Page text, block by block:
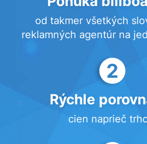
od takmer všetkých
reklamných agentúr na
2
Rýchle
cien naprieč